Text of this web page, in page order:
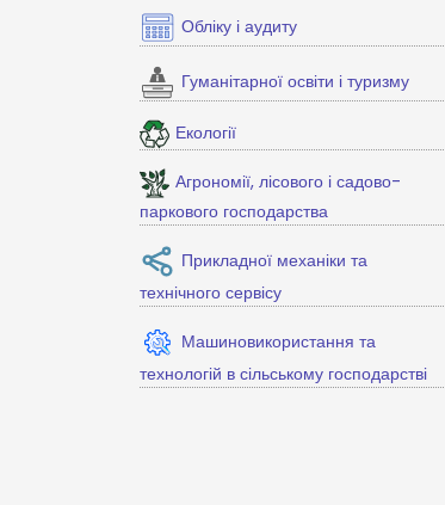
Обліку і аудиту
Гуманітарної освіти і туризму
Екології
Агрономії, лісового і садово-
паркового господарства
Прикладної механіки та
технічного сервісу
Машиновикористання та
технологій в сільському господарстві